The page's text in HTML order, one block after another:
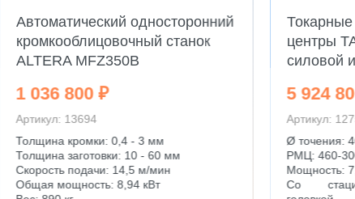
Автоматический односторонний
кромкооблицовочный станок
ALTERA MFZ350B
1 036 800 ₽
Артикул: 13694
Толщина кромки: 0,4 - 3 мм
Толщина заготовки: 10 - 60 мм
Скорость подачи: 14,5 м/мин
Общая мощность: 8,94 кВт
центры
силовой
5 924
Артикул:
Ø точения:
РМЦ: 460-
Мощность:
Со